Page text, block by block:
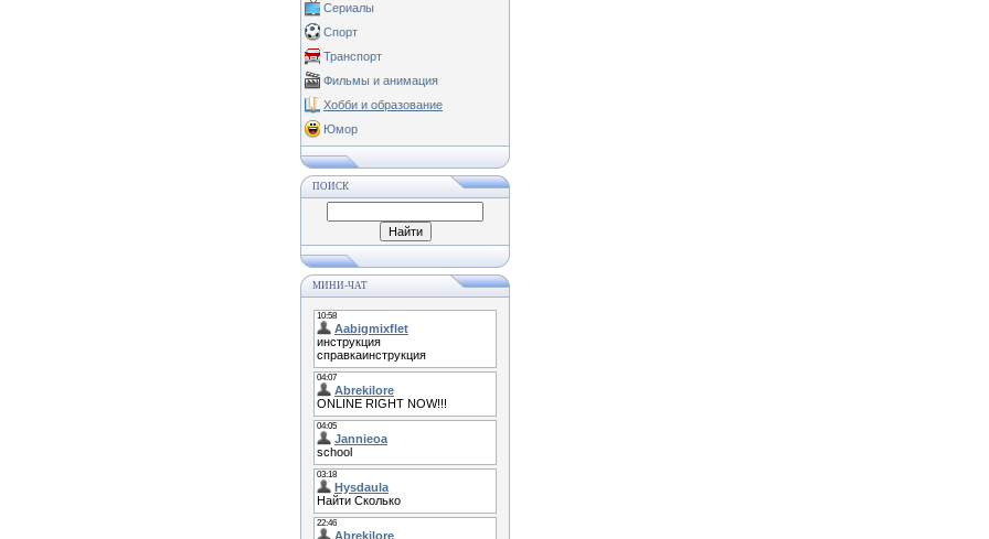
Сериалы
Спорт
Транспорт
Фильмы и анимация
Хобби и образование
Юмор
ПОИСК
МИНИ-ЧАТ